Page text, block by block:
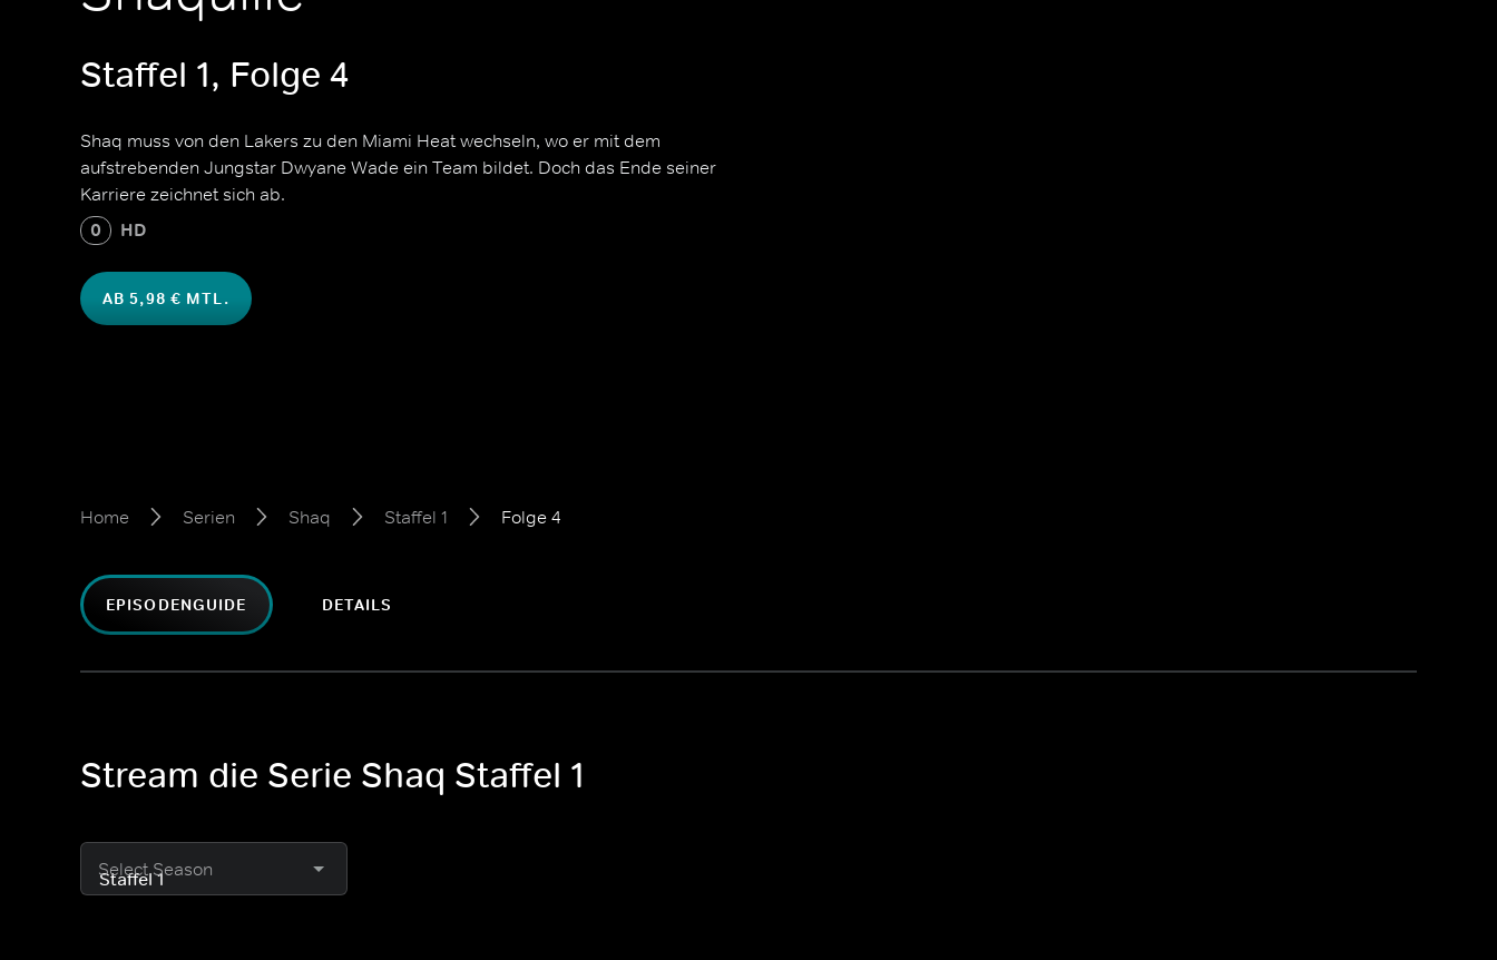
Staffel 1, Folge 4
Shaq muss von den Lakers zu den Miami Heat wechseln, wo er mit dem
aufstrebenden Jungstar Dwyane Wade ein Team bildet. Doch das Ende seiner
Karriere zeichnet sich ab.
0 HD
AB 5,98 € MTL.
Home Serien Shaq Staffel 1 Folge 4
EPISODENGUIDE DETAILS
Stream die Serie Shaq Staffel 1
Select Season